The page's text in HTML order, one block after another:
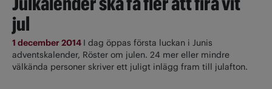
jul
1 december 2014 I dag öppas första luckan i Junis
adventskalender, Röster om julen. 24 mer eller mindre
välkända personer skriver ett juligt inlägg fram till julafton.